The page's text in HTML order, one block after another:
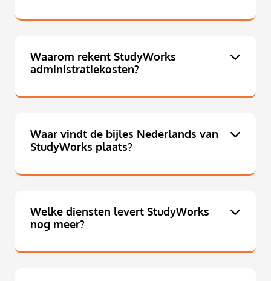
Waarom rekent StudyWorks
administratiekosten?
Waar vindt de bijles Nederlands van
StudyWorks plaats?
Welke diensten levert StudyWorks
nog meer?